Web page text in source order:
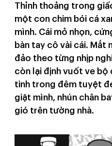
Thỉnh thoảng trong
một con chim bói cá
mình. Cái mỏ nhọn,
bàn tay cô vài cái. Mắt
đảo theo từng nhịp
còn lại định vuốt ve bộ
tinh trong đêm tuyệt
giật mình, nhún chân
gió trên tường nhà.